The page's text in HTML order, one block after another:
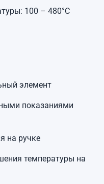
100 – 480°С
элемент
показаниями
на ручке
температуры на